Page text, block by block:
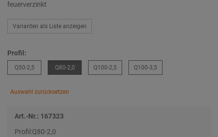
feuerverzinkt
Varianten als Liste anzeigen
Profil:
Q50-2,5 Q80-2,0 Q100-2,5 Q100-3,5
Auswahl zurücksetzen
Art.-Nr.: 167323
Profil:Q80-2,0